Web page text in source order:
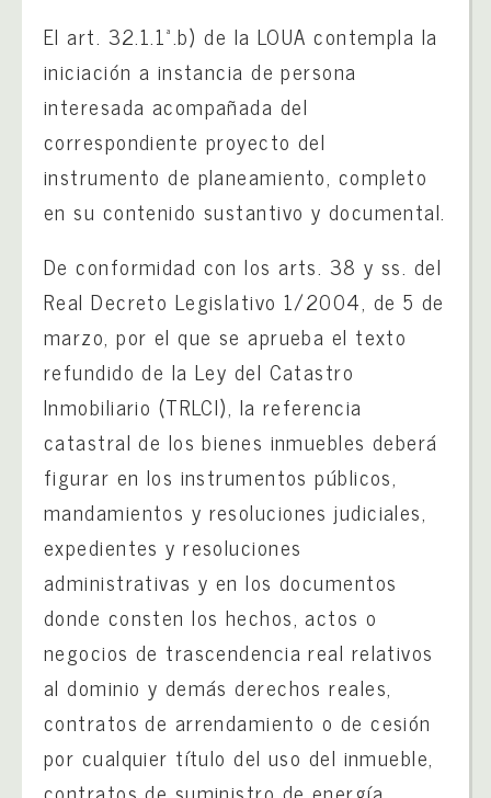
El art. 32.1.1ª.b) de la LOUA contempla la
iniciación a instancia de persona
interesada acompañada del
correspondiente proyecto del
instrumento de planeamiento, completo
en su contenido sustantivo y documental.
De conformidad con los arts. 38 y ss. del
Real Decreto Legislativo 1/2004, de 5 de
marzo, por el que se aprueba el texto
refundido de la Ley del Catastro
Inmobiliario (TRLCI), la referencia
catastral de los bienes inmuebles deberá
figurar en los instrumentos públicos,
mandamientos y resoluciones judiciales,
expedientes y resoluciones
administrativas y en los documentos
donde consten los hechos, actos o
negocios de trascendencia real relativos
al dominio y demás derechos reales,
contratos de arrendamiento o de cesión
por cualquier título del uso del inmueble,